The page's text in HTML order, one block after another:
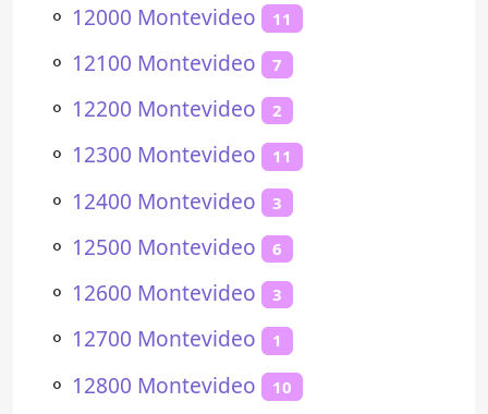
⚬ 12000 Montevideo 11
⚬ 12100 Montevideo 7
⚬ 12200 Montevideo 2
⚬ 12300 Montevideo 11
⚬ 12400 Montevideo 3
⚬ 12500 Montevideo 6
⚬ 12600 Montevideo 3
⚬ 12700 Montevideo 1
⚬ 12800 Montevideo 10